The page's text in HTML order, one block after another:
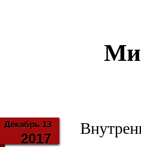
Декабрь 13
2017